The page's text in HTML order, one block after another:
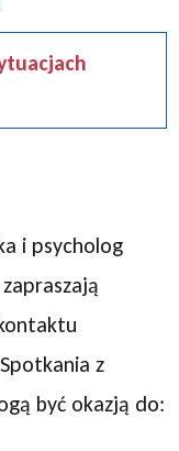
i psycholog
z
być okazją do: